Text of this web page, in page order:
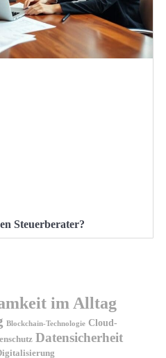
Steuerberater?
im Alltag
Blockchain-Technologie Cloud-
Datensicherheit